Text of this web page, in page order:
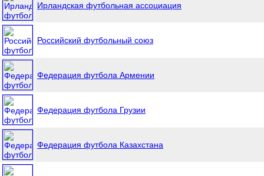
Ирландская футбольная ассоциация
Российский футбольный союз
Федерация футбола Армении
Федерация футбола Грузии
Федерация футбола Казахстана